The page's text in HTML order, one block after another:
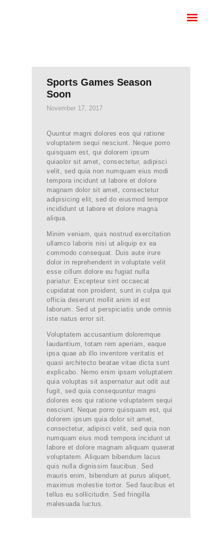
MONITORED
INTRUDER ALARM
HKC
HKC ALARM REPAIRS
DUBLIN
Sports Games Season
Soon
November 17, 2017
Quuntur magni dolores eos qui ratione
voluptatem sequi nesciunt. Neque porro
quisquam est, qui dolorem ipsum
quiaolor sit amet, consectetur, adipisci
velit, sed quia non numquam eius modi
tempora incidunt ut labore et dolore
magnam dolor sit amet, consectetur
adipisicing elit, sed do eiusmod tempor
incididunt ut labore et dolore magna
aliqua.
Minim veniam, quis nostrud exercitation
ullamco laboris nisi ut aliquip ex ea
commodo consequat. Duis aute irure
dolor in reprehenderit in voluptate velit
esse cillum dolore eu fugiat nulla
pariatur. Excepteur sint occaecat
cupidatat non proident, sunt in culpa qui
officia deserunt mollit anim id est
laborum. Sed ut perspiciatis unde omnis
iste natus error sit.
Voluptatem accusantium doloremque
laudantium, totam rem aperiam, eaque
ipsa quae ab illo inventore veritatis et
quasi architecto beatae vitae dicta sunt
explicabo. Nemo enim ipsam voluptatem
quia voluptas sit aspernatur aut odit aut
fugit, sed quia consequuntur magni
dolores eos qui ratione voluptatem sequi
nesciunt. Neque porro quisquam est, qui
dolorem ipsum quia dolor sit amet,
consectetur, adipisci velit, sed quia non
numquam eius modi tempora incidunt ut
labore et dolore magnam aliquam quaerat
voluptatem. Aliquam bibendum lacus
quis nulla dignissim faucibus. Sed
mauris enim, bibendum at purus aliquet,
maximus molestie tortor. Sed faucibus et
tellus eu sollicitudin. Sed fringilla
malesuada luctus.